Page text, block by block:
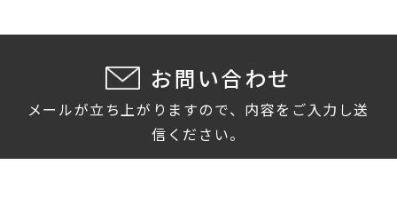
お問い合わせ
メールが立ち上がりますので、内容をご入力し送
信ください。